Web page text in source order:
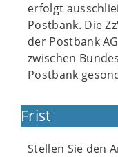
erfolgt
Postbank. Die
der Postbank
zwischen
Postbank
Frist
Stellen Sie den